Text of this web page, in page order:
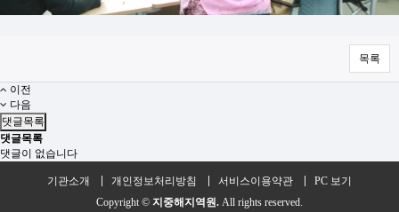
목록
이전
다음
댓글목록
댓글목록
댓글이 없습니다
기관소개 개인정보처리방침 서비스이용약관
PC 보기
Copyright © 지중해지역원. All rights reserved.